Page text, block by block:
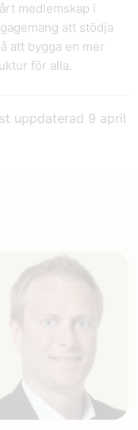
medlemskap i
att stödja
att bygga en mer
för alla.
uppdaterad 9 april